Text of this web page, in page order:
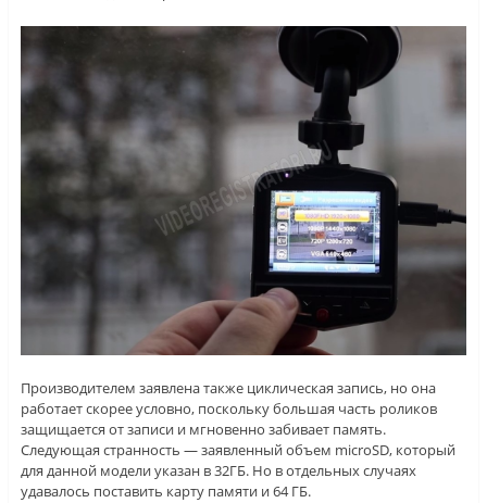
Производителем заявлена также циклическая запись, но она
работает скорее условно, поскольку большая часть роликов
защищается от записи и мгновенно забивает память.
Следующая странность — заявленный объем microSD, который
для данной модели указан в 32ГБ. Но в отдельных случаях
удавалось поставить карту памяти и 64 ГБ.